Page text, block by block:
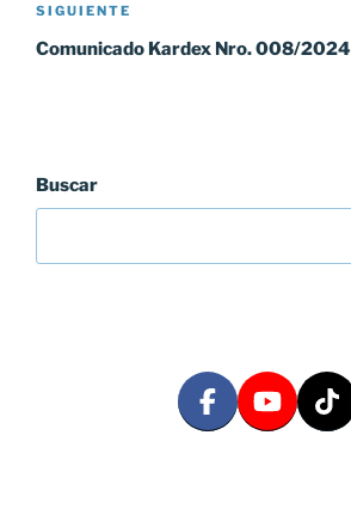
Siguiente
entrada
SIGUIENTE
Comunicado Kardex Nro. 008/2024
Buscar